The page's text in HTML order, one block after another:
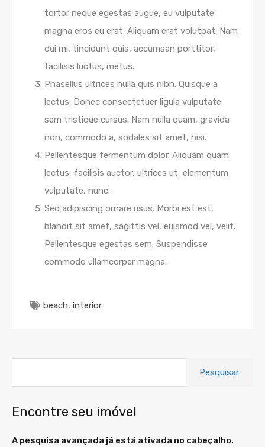
tortor neque egestas augue, eu vulputate
magna eros eu erat. Aliquam erat volutpat. Nam
dui mi, tincidunt quis, accumsan porttitor,
facilisis luctus, metus.
Phasellus ultrices nulla quis nibh. Quisque a
lectus. Donec consectetuer ligula vulputate
sem tristique cursus. Nam nulla quam, gravida
non, commodo a, sodales sit amet, nisi.
Pellentesque fermentum dolor. Aliquam quam
lectus, facilisis auctor, ultrices ut, elementum
vulputate, nunc.
Sed adipiscing ornare risus. Morbi est est,
blandit sit amet, sagittis vel, euismod vel, velit.
Pellentesque egestas sem. Suspendisse
commodo ullamcorper magna.
beach, interior
por:
Encontre seu imóvel
A pesquisa avançada já está ativada no cabeçalho.